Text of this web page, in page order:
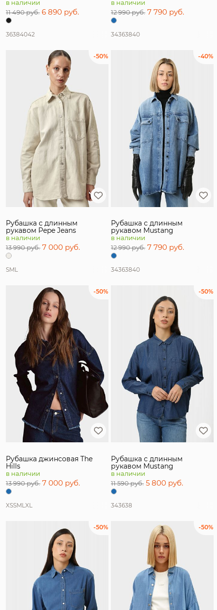
в наличии
11 490 руб. 6 890 руб.
36384042
в наличии
12 990 руб. 7 790 руб.
34363840
-50%
Рубашка с длинным
рукавом Pepe Jeans
в наличии
13 990 руб. 7 000 руб.
SML
-40%
Рубашка с длинным
рукавом Mustang
в наличии
12 990 руб. 7 790 руб.
34363840
-50%
Рубашка джинсовая The
Hills
в наличии
13 990 руб. 7 000 руб.
XSSMLXL
-50%
Рубашка с длинным
рукавом Mustang
в наличии
11 590 руб. 5 800 руб.
343638
-50% -50%